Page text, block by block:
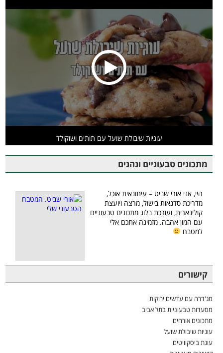
עוגיות שיבולת שועל עם תותים ושוקולד
מתכונים טבעוניים ונהנים
היי, אני אורי שביט – עיתונאית אוכל,
מדריכת סדנאות בישול, מרצה ויועצת
קולינארית, ועורכת בלוג מתכונים טבעוניים
עם המון אהבה. מזמינה אתכם אלי
למטבח
קישורים
מג'דרה עם עדשים ירוקות
מסעדות טבעוניות בתל אביב
מתכונים אורחים
עוגיות שיבולת שועל
עוגת ביסקוויטים